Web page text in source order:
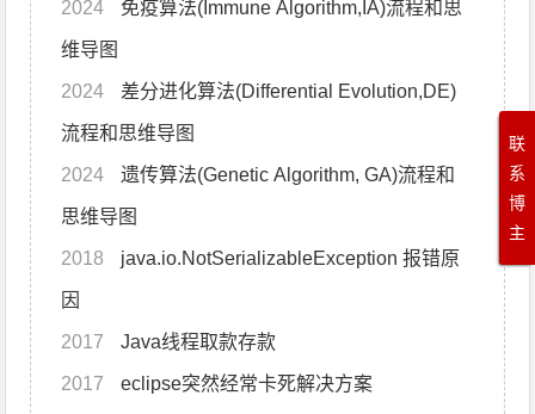
2024
维导图
2024
流程和思维导图
2024 遗传算法(Genetic Algorithm, GA)流程和
思维导图
2018
因
2017 Java线程取款存款
2017 eclipse突然经常卡死解决方案
联
系
博
主